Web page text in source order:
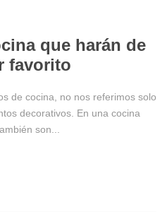
que harán de
favorito
de cocina, no nos referimos solo
decorativos. En una cocina
son...